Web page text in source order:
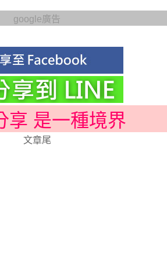
google廣告
享 是一種境界
文章尾